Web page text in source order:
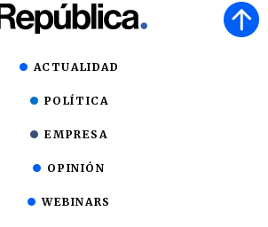
ACTUALIDAD
POLÍTICA
EMPRESA
OPINIÓN
WEBINARS